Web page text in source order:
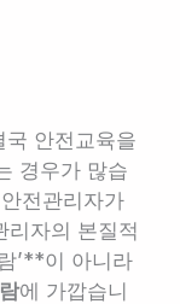
국 안전교육을
경우가 많습
전관리자가
리자의 본질적
’**이 아니라
에 가깝습니